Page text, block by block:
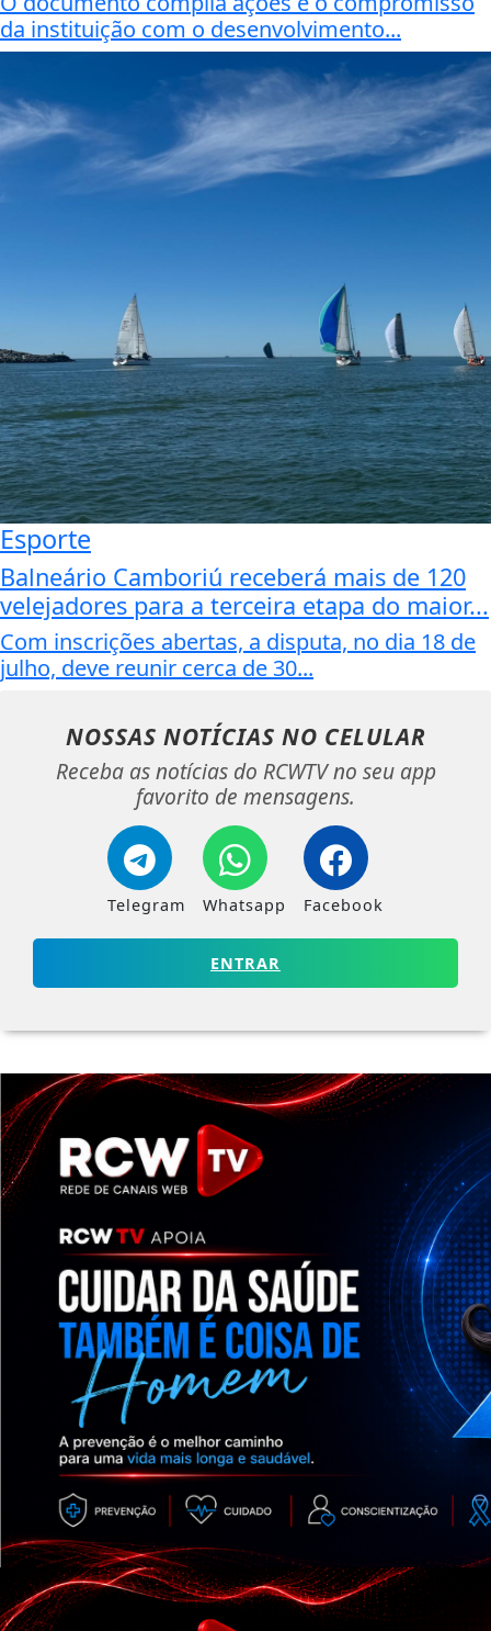
da instituição com o desenvolvimento...
Esporte
Balneário Camboriú receberá mais de 120
velejadores para a terceira etapa do maior...
Com inscrições abertas, a disputa, no dia 18 de
julho, deve reunir cerca de 30...
NOSSAS NOTÍCIAS NO CELULAR
Receba as notícias do RCWTV no seu app
favorito de mensagens.
Telegram Whatsapp Facebook
ENTRAR